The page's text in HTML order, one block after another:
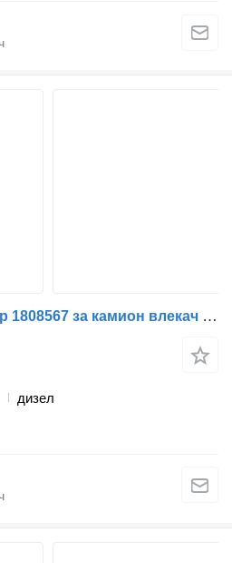
Страничен ретровизор 1808567 за камион влекач DAF XF95, XF105 (2001-2014)
дизел